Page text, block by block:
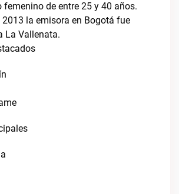
femenino de entre 25 y 40 años.
2013 la emisora en Bogotá fue
La Vallenata.